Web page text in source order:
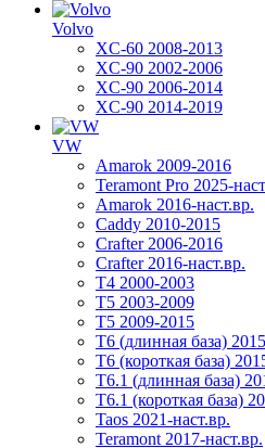
Volvo
XC-60 2008-2013
XC-90 2002-2006
XC-90 2006-2014
XC-90 2014-2019
VW
Amarok 2009-2016
Teramont Pro 2025-
Amarok 2016-наст.вр.
Caddy 2010-2015
Crafter 2006-2016
Crafter 2016-наст.вр.
T4 2000-2003
T5 2003-2009
T5 2009-2015
T6 (длинная база)
Т6 (короткая база)
T6.1 (длинная база)
T6.1 (короткая база)
Taos 2021-наст.вр.
Teramont 2017-наст.вр.